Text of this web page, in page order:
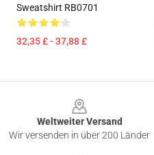
Sweatshirt RB0701
32,35 £ - 37,88 £
Weltweiter Versand
Wir versenden in über 200 Länder